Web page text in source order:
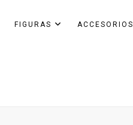
FIGURAS ACCESORIOS